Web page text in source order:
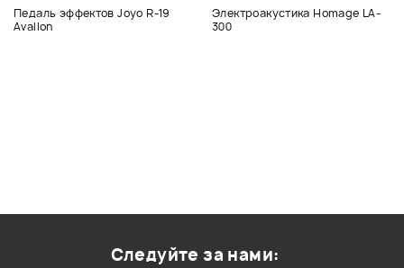
Педаль эффектов Joyo R-19
Avallon
Электроакустика Homage LA-
300
Следуйте за нами: